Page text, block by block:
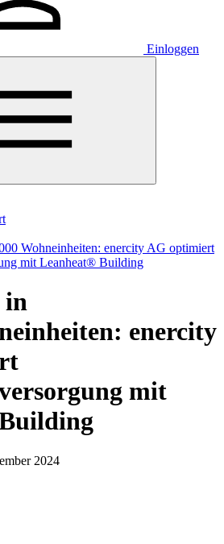
Einloggen
Wohneinheiten: enercity AG optimiert
mit Leanheat® Building
in
enercity
mit
2024